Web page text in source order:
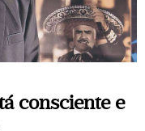
consciente e